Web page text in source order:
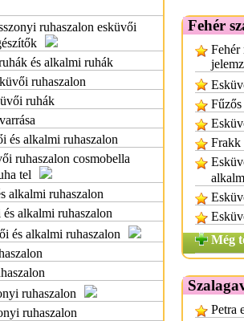
ruhaszalon esküvői
és alkalmi ruhák
ruhaszalon
ruhák
és alkalmi ruhaszalon
ruhaszalon cosmobella
tel
alkalmi ruhaszalon
alkalmi ruhaszalon
és alkalmi ruhaszalon
ruhaszalon
ruhaszalon
Fehér
Fehér
Frakk
Még
Petra